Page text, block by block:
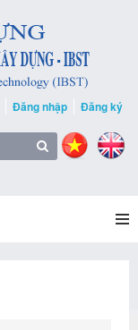
Đăng nhập Đăng ký